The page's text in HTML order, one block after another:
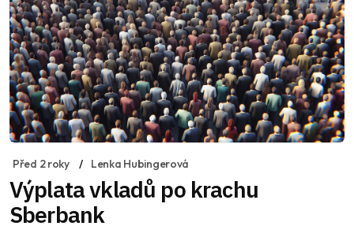
Před 2 roky Lenka Hubingerová
Výplata vkladů po krachu
Sberbank